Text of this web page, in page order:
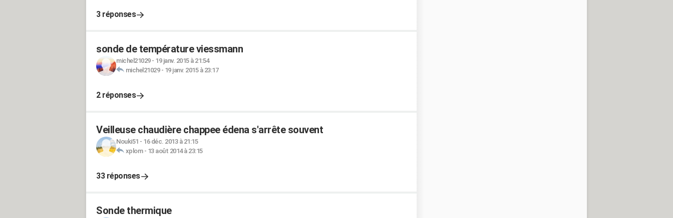
3 réponses
sonde de température viessmann
michel21029- 19 janv. 2015 à 21:54
michel21029- 19 janv. 2015 à 23:17
2 réponses
Veilleuse chaudière chappee édena s'arrête souvent
Nouki51 - 16 déc. 2013 à 21:15
xplom- 13 août 2014 à 23:15
33 réponses
Sonde thermique